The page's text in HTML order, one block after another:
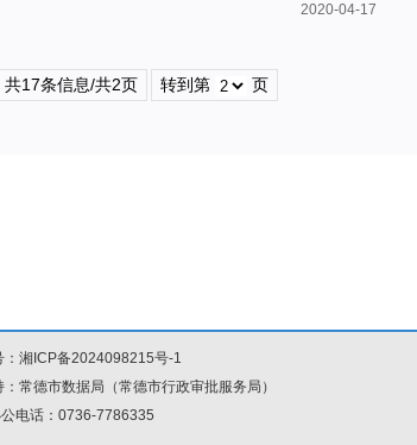
2020-04-17
共17条信息/共2页 转到第 页
湘ICP备2024098215号-1
常德市数据局（常德市行政审批服务局）
电话：0736-7786335